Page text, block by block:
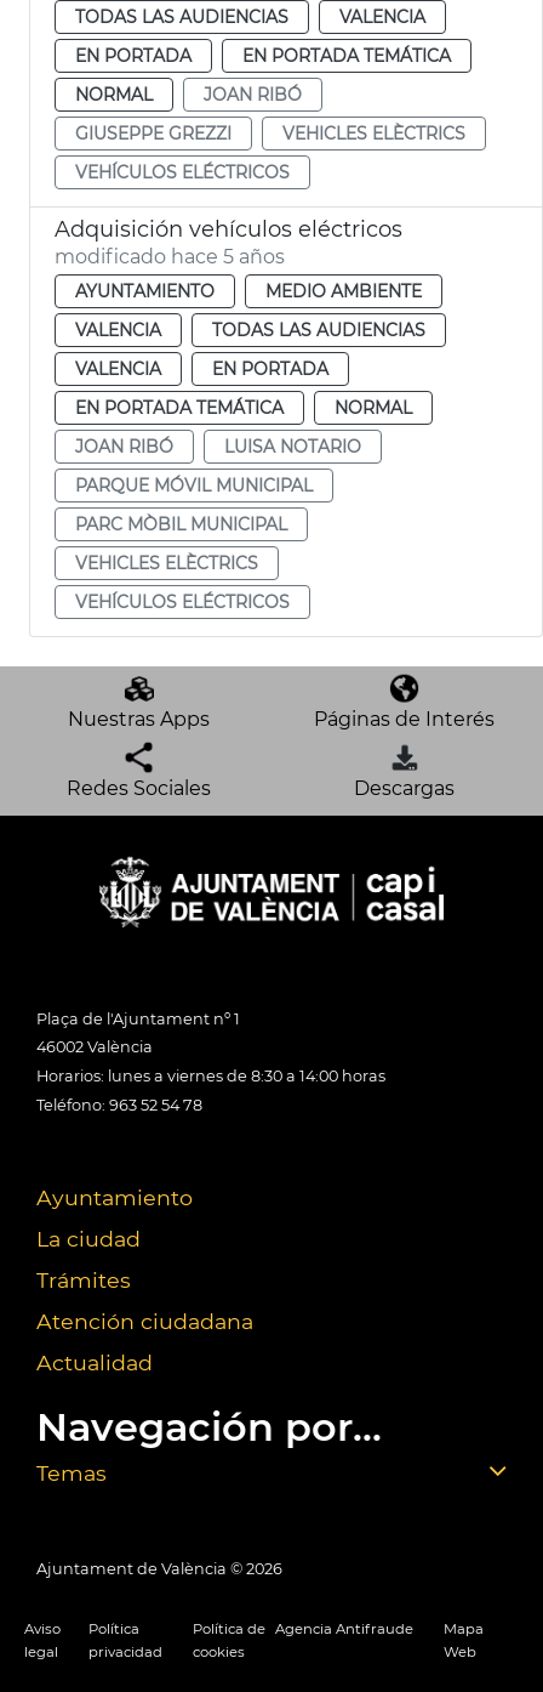
TODAS LAS AUDIENCIAS
VALENCIA
EN PORTADA
EN PORTADA TEMÁTICA
NORMAL
JOAN RIBÓ
GIUSEPPE GREZZI
VEHICLES ELÈCTRICS
VEHÍCULOS ELÉCTRICOS
Adquisición vehículos eléctricos
modificado hace 5 años
AYUNTAMIENTO
MEDIO AMBIENTE
VALENCIA
TODAS LAS AUDIENCIAS
VALENCIA
EN PORTADA
EN PORTADA TEMÁTICA
NORMAL
JOAN RIBÓ
LUISA NOTARIO
PARQUE MÓVIL MUNICIPAL
PARC MÒBIL MUNICIPAL
VEHICLES ELÈCTRICS
VEHÍCULOS ELÉCTRICOS
Nuestras Apps Páginas de Interés
Redes Sociales Descargas
Plaça de l'Ajuntament nº 1
46002 València
Horarios: lunes a viernes de 8:30 a 14:00 horas
Teléfono: 963 52 54 78
Ayuntamiento
La ciudad
Trámites
Atención ciudadana
Actualidad
Navegación por...
Temas
Ajuntament de València © 2026
Aviso
legal
Política
privacidad
Política de
cookies
Agencia Antifraude
Mapa
Web